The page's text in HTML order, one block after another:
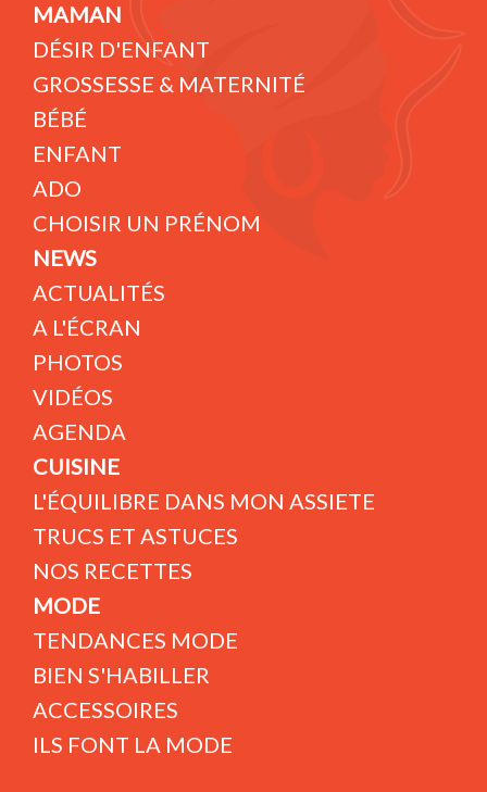
MAMAN
DÉSIR D'ENFANT
GROSSESSE & MATERNITÉ
BÉBÉ
ENFANT
ADO
CHOISIR UN PRÉNOM
NEWS
ACTUALITÉS
A L'ÉCRAN
PHOTOS
VIDÉOS
AGENDA
CUISINE
L'ÉQUILIBRE DANS MON ASSIETE
TRUCS ET ASTUCES
NOS RECETTES
MODE
TENDANCES MODE
BIEN S'HABILLER
ACCESSOIRES
ILS FONT LA MODE